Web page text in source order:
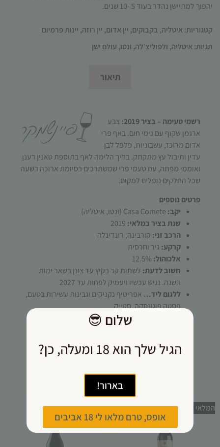
יהפוך למתיישן נהדר בעוד
שנים.
קטגוריות:איטליה, בקבוקים, יין אדום, יין רוזה, יינות פרמיום
תגיות:איטליה, ולפוליצ׳לה, ונטו, עולם ישן
תיאור
רשמי טעימה – בציר 2019:
צבע
ארגמן שקוף עם נימי חום. באף פרי
אדום מרוכז, עשבוניות, פלפל לבן
עדין ותיבול עץ מתקתק. בחיך הלימה לאף בתוספת טאנין רענן
ואוממי מפתה, עם טעמי פרי שמשתרכים בסיומת ארוכה בשעה
שכל החלקים נופלים למקום.
פרטים נוספים
יקב:
שנת בציר במלאי: 2019
הרכב זני: קורבינה, רונדינלה
קרקע: גיר וחרסית
אלכוהול:
חשוב לדעת: לשתות קר בקיץ עד צונן בשאר ימות
השנה. נגיש עכשיו ויעמיק לפחות עד 2027
ללגום ליד… אפריטיף נקניקים וגבינות עשירות בטעם,
פסטה פוטנסקה, סטייק
המלאי אזל
לקובצי
Cookie
אלו, חלק
שיווקי
על ידי
תחומי
העניין
באתר,
מותאמות
אישית.
שלום 😎
הגיל שלך הוא 18 ומעלה, כן?
בארור!
אופס, טרם מלאו לי 18 אביבים